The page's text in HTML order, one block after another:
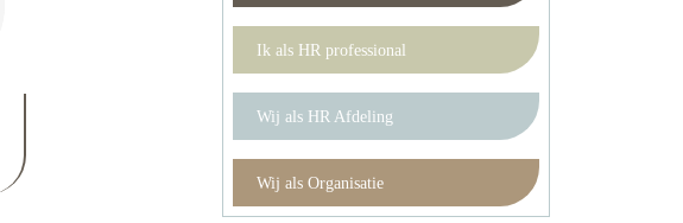
Ik als HR professional
Wij als HR Afdeling
Wij als Organisatie